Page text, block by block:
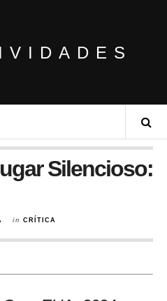
Silencioso:
in CRÍTICA